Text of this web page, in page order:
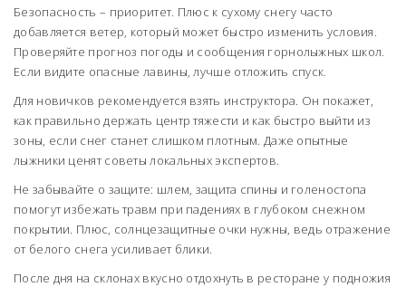
Безопасность – приоритет. Плюс к сухому снегу часто
добавляется ветер, который может быстро изменить условия.
Проверяйте прогноз погоды и сообщения горнолыжных школ.
Если видите опасные лавины, лучше отложить спуск.
Для новичков рекомендуется взять инструктора. Он покажет,
как правильно держать центр тяжести и как быстро выйти из
зоны, если снег станет слишком плотным. Даже опытные
лыжники ценят советы локальных экспертов.
Не забывайте о защите: шлем, защита спины и голеностопа
помогут избежать травм при падениях в глубоком снежном
покрытии. Плюс, солнцезащитные очки нужны, ведь отражение
от белого снега усиливает блики.
После дня на склонах вкусно отдохнуть в ресторане у подножия